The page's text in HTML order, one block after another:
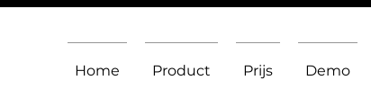
Home Product Prijs Demo